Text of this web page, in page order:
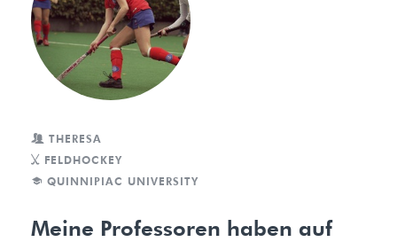
THERESA
FELDHOCKEY
QUINNIPIAC UNIVERSITY
Meine Professoren haben auf